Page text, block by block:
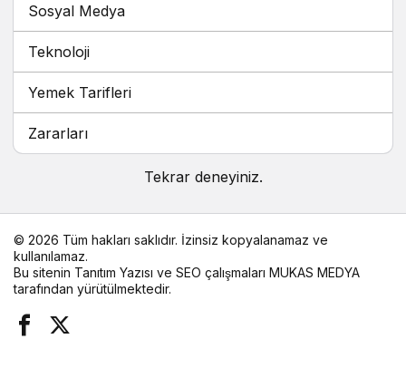
Sosyal Medya
Teknoloji
Yemek Tarifleri
Zararları
Tekrar deneyiniz.
© 2026 Tüm hakları saklıdır. İzinsiz kopyalanamaz ve
kullanılamaz.
Bu sitenin Tanıtım Yazısı ve SEO çalışmaları MUKAS MEDYA
tarafından yürütülmektedir.